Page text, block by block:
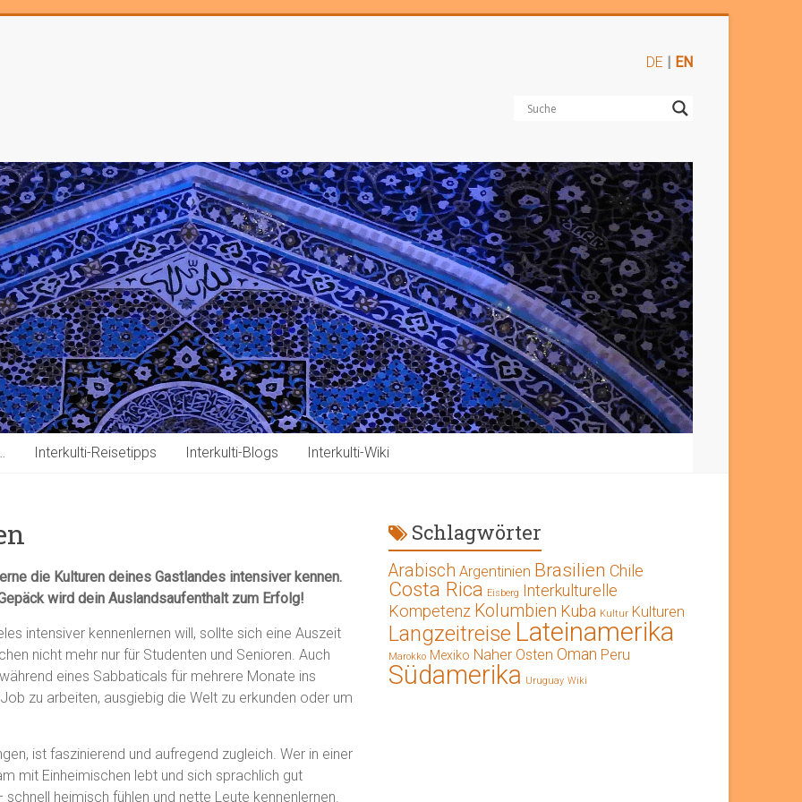
DE | EN
Interkulti-Reisetipps Interkulti-Blogs Interkulti-Wiki
die Kulturen deines Gastlandes intensiver kennen.
wird dein Auslandsaufenthalt zum Erfolg!
intensiver kennenlernen will, sollte sich eine Auszeit
nicht mehr nur für Studenten und Senioren. Auch
eines Sabbaticals für mehrere Monate ins
zu arbeiten, ausgiebig die Welt zu erkunden oder um
ist faszinierend und aufregend zugleich. Wer in einer
mit Einheimischen lebt und sich sprachlich gut
heimisch fühlen und nette Leute kennenlernen.
Schlagwörter
Arabisch Argentinien Brasilien Chile
Costa Rica Eisberg Interkulturelle
Kompetenz Kolumbien Kuba Kultur Kulturen
Langzeitreise Lateinamerika
Marokko Mexiko Naher Osten Oman Peru
Südamerika Uruguay Wiki